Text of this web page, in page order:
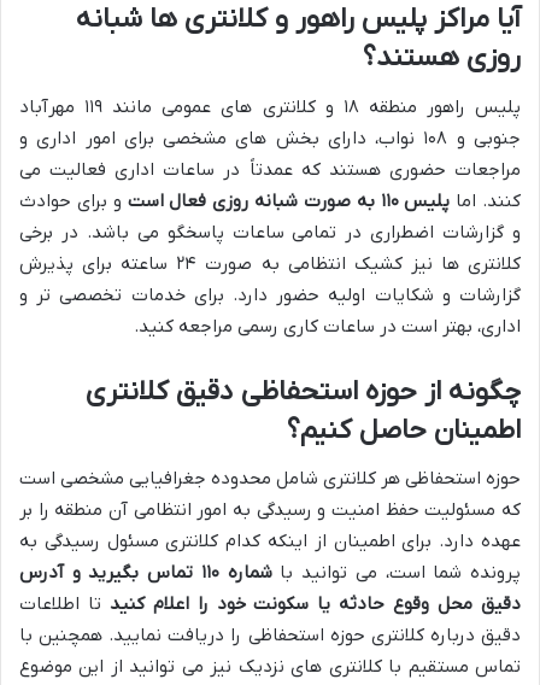
آیا مراکز پلیس راهور و کلانتری ها شبانه
روزی هستند؟
پلیس راهور منطقه ۱۸ و کلانتری های عمومی مانند ۱۱۹ مهرآباد
جنوبی و ۱۰۸ نواب، دارای بخش های مشخصی برای امور اداری و
مراجعات حضوری هستند که عمدتاً در ساعات اداری فعالیت می
کنند. اما پلیس ۱۱۰ به صورت شبانه روزی فعال است
و برای حوادث
و گزارشات اضطراری در تمامی ساعات پاسخگو می باشد. در برخی
کلانتری ها نیز کشیک انتظامی به صورت ۲۴ ساعته برای پذیرش
گزارشات و شکایات اولیه حضور دارد. برای خدمات تخصصی تر و
اداری، بهتر است در ساعات کاری رسمی مراجعه کنید.
چگونه از حوزه استحفاظی دقیق کلانتری
اطمینان حاصل کنیم؟
حوزه استحفاظی هر کلانتری شامل محدوده جغرافیایی مشخصی است
که مسئولیت حفظ امنیت و رسیدگی به امور انتظامی آن منطقه را بر
عهده دارد. برای اطمینان از اینکه کدام کلانتری مسئول رسیدگی به
پرونده شما است، می توانید با
شماره ۱۱۰ تماس بگیرید و آدرس
دقیق محل وقوع حادثه یا سکونت خود را اعلام کنید تا اطلاعات
دقیق درباره کلانتری حوزه استحفاظی را دریافت نمایید. همچنین با
تماس مستقیم با کلانتری های نزدیک نیز می توانید از این موضوع